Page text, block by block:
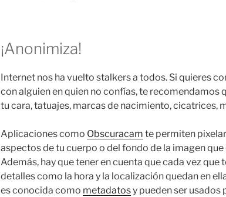
¡Anonimiza!
Internet nos ha vuelto stalkers a todos. Si quieres
con alguien en quien no confías, te recomendamos
tu cara, tatuajes, marcas de nacimiento, cicatrices,
Aplicaciones como Obscuracam te permiten
aspectos de tu cuerpo o del fondo de la imagen
Además, hay que tener en cuenta que cada vez que
detalles como la hora y la localización quedan en
es conocida como metadatosy pueden ser